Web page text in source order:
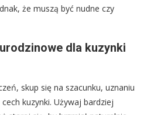
że muszą być nudne czy
dla kuzynki
skup się na szacunku, uznaniu
kuzynki. Używaj bardziej